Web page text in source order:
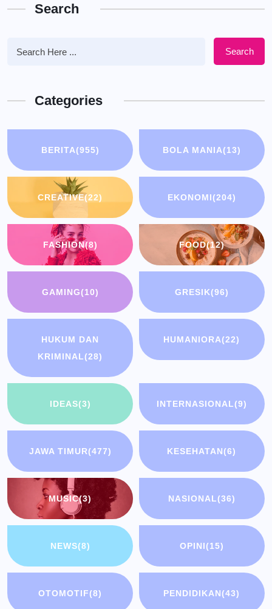
Search
Search
Categories
BERITA(955) BOLA MANIA(13)
CREATIVE(22) EKONOMI(204)
FASHION(8) FOOD(12)
GAMING(10) GRESIK(96)
HUKUM DAN
KRIMINAL(28)
HUMANIORA(22)
IDEAS(3) INTERNASIONAL(9)
JAWA TIMUR(477) KESEHATAN(6)
MUSIC(3) NASIONAL(36)
NEWS(8) OPINI(15)
OTOMOTIF(8) PENDIDIKAN(43)